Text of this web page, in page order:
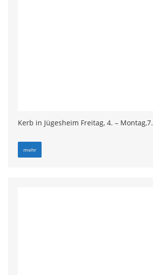
Kerb in Jügesheim Freitag, 4. –
mehr